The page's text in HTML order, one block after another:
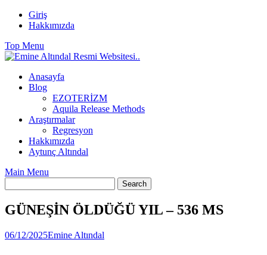
Skip
Giriş
Hakkımızda
Top Menu
Anasayfa
Blog
EZOTERİZM
Aquila Release Methods
Araştırmalar
Regresyon
Hakkımızda
Aytunç Altındal
Main Menu
GÜNEŞİN ÖLDÜĞÜ YIL – 536 MS
06/12/2025Emine Altındal